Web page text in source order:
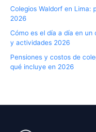
Colegios Waldorf en Lima:
2026
Cómo es el día a día en
y actividades 2026
Pensiones y costos de
qué incluye en 2026